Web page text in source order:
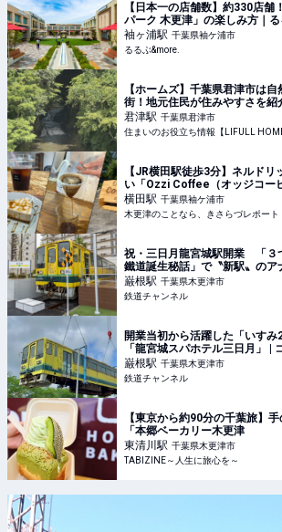
【日本一の店舗数】約330店舗
パーク 木更津」の楽しみ方｜
袖ヶ浦駅 千葉県袖ケ浦市
るるぶ&more.
【ホームズ】千葉県君津市は
街！地元住民が住みやすさを紹
情報
君津駅 千葉県君津市
住まいのお役立ち情報【LIFULL
【JR横田駅徒歩3分】ネルドリ
い「Ozzi Coffee（オッジコー
田にて復活！
横田駅 千葉県袖ケ浦市
木更津のことなら、きさらづレポート
祝・三日月龍宮城駅開業 「３
鐵道誕生秘話」で〝新駅〟のア
葉県木更津市） | コラム | 鉄道チ
巌根駅 千葉県木更津市
鉄道チャンネル
開業当初から活躍した「いす
「龍宮城スパホテル三日月」 |
巌根駅 千葉県木更津市
鉄道チャンネル
【東京から約90分の千葉旅】
「本郷ベーカリー木更津
東清川駅 千葉県木更津市
TABIZINE～人生に旅心を～